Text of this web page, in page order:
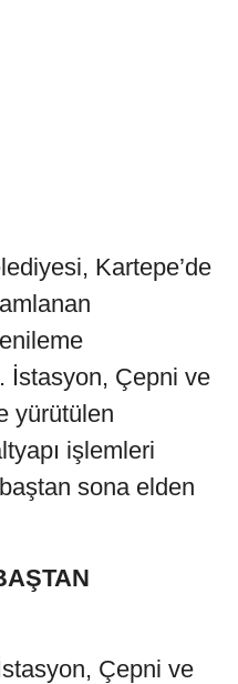
Kartepe’de
İstasyon, Çepni ve
yürütülen
işlemleri
sona elden
Çepni ve